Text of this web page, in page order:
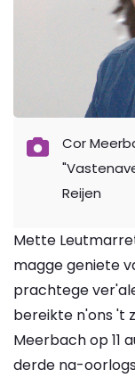
Cor
Reijen
Mette
magge geniete
prachtege
bereikte n'ons 't
Meerbach op 11
derde na-